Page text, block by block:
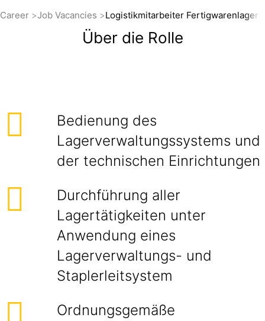
Career Job Vacancies Logistikmitarbeiter Fertigwarenlager
Über die Rolle
Bedienung des
Lagerverwaltungssystems und
der technischen Einrichtungen
Durchführung aller
Lagertätigkeiten unter
Anwendung eines
Lagerverwaltungs- und
Staplerleitsystem
Ordnungsgemäße